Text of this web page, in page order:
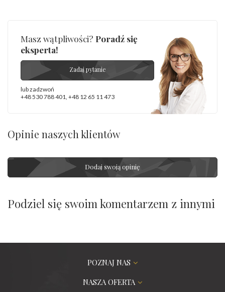
Masz wątpliwości? Poradź się
eksperta!
Zadaj pytanie
lub zadzwoń
+48 530 788 401 +48 12 65 11 473
Opinie naszych klientów
Dodaj swoją opinię
Podziel się swoim komentarzem z innymi
POZNAJ NAS
NASZA OFERTA